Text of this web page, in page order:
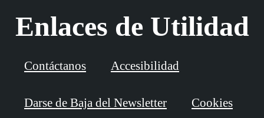
Enlaces de Utilidad
Contáctanos Accesibilidad
Darse de Baja del Newsletter Cookies